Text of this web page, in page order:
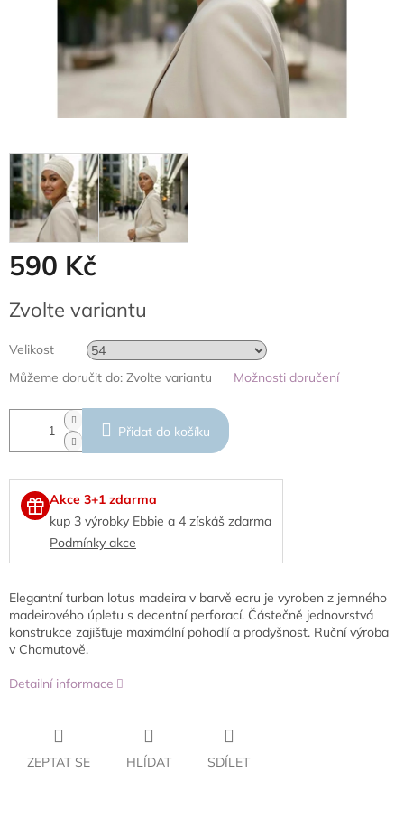
590 Kč
cena:
Zvolte variantu
Velikost
Můžeme doručit do: Zvolte variantu Možnosti doručení
Přidat do košíku
Akce 3+1 zdarma
kup 3 výrobky Ebbie a 4 získáš zdarma
Podmínky akce
Elegantní turban lotus madeira v barvě ecru je vyroben z jemného
madeirového úpletu s decentní perforací. Částečně jednovrstvá
konstrukce zajišťuje maximální pohodlí a prodyšnost. Ruční výroba
v Chomutově.
Detailní informace
ZEPTAT SE HLÍDAT SDÍLET